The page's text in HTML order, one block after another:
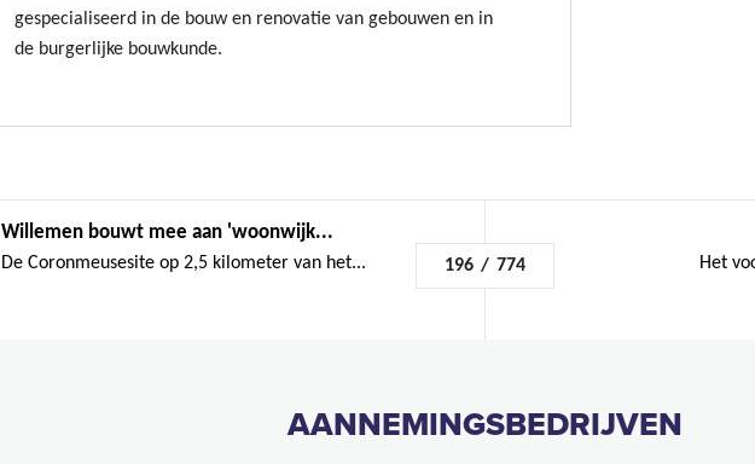
gespecialiseerd in de bouw en renovatie van gebouwen en in
de burgerlijke bouwkunde.
Willemen bouwt mee aan 'woonwijk...
De Coronmeusesite op 2,5 kilometer van het... 196 / 774 Het
AANNEMINGSBEDRIJVEN